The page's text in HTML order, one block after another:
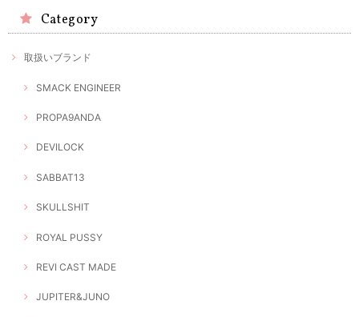
Category
取扱いブランド
SMACK ENGINEER
PROPA9ANDA
DEVILOCK
SABBAT13
SKULLSHIT
ROYAL PUSSY
REVI CAST MADE
JUPITER&JUNO